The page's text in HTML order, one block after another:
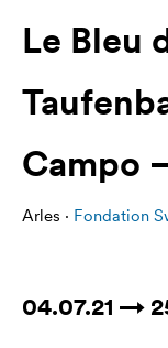
Le Bleu
Campo
Arles · Fondation
04.07.21 →